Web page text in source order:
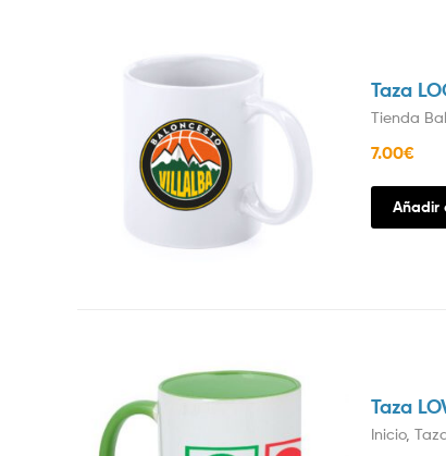
Taza
Tienda
7.00€
Añadir
Taza
Inicio,